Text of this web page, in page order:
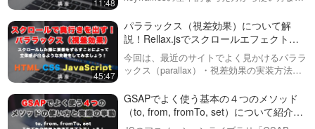
11:48
ションの適用のさせ方、時間の設定方法など
を初心者向…
45:47
パララックス（視差効果）について解
説！Rellax.jsでスクロールエフェクト
（効果）をかけて、奥行きのある演出を
してみましょう！
今回は、最近のサイトでよく見かけるパララ
ックス（parallax）・視差効果の実装方法に
難しいため、Rellax.js（リラックス）という
jQuery（ジェイ…
GSAPでよく使う基本の４つのメソッド
（to, from, fromTo, set）について紹介！
GSAP #2